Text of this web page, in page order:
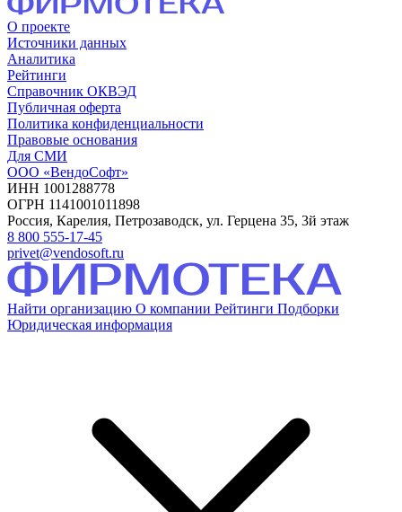
О проекте
Источники данных
Аналитика
Рейтинги
Справочник ОКВЭД
Публичная оферта
Политика конфиденциальности
Правовые основания
Для СМИ
ООО «ВендоСофт»
ИНН 1001288778
ОГРН 1141001011898
Россия, Карелия, Петрозаводск, ул. Герцена 35, 3й этаж
8 800 555-17-45
privet@vendosoft.ru
Найти организацию О компании Рейтинги Подборки
Юридическая информация